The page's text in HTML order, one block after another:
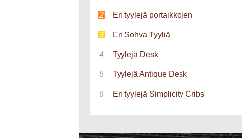
Eri tyylejä portaikkojen
Eri Sohva Tyyliä
Tyylejä Desk
Tyylejä Antique Desk
Eri tyylejä Simplicity Cribs